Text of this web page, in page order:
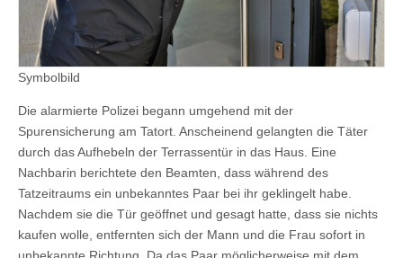
Symbolbild
Die alarmierte Polizei begann umgehend mit der
Spurensicherung am Tatort. Anscheinend gelangten die Täter
durch das Aufhebeln der Terrassentür in das Haus. Eine
Nachbarin berichtete den Beamten, dass während des
Tatzeitraums ein unbekanntes Paar bei ihr geklingelt habe.
Nachdem sie die Tür geöffnet und gesagt hatte, dass sie nichts
kaufen wolle, entfernten sich der Mann und die Frau sofort in